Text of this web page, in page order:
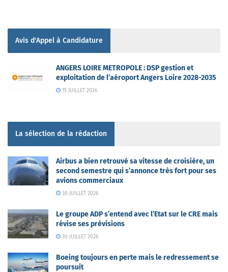
Avis d'Appel à Candidature
ANGERS LOIRE METROPOLE : DSP gestion et
exploitation de l’aéroport Angers Loire 2028-2035
15 JUILLET 2026
La sélection de la rédaction
Airbus a bien retrouvé sa vitesse de croisière, un
second semestre qui s’annonce très fort pour ses
avions commerciaux
30 JUILLET 2026
Le groupe ADP s’entend avec l’Etat sur le CRE mais
révise ses prévisions
30 JUILLET 2026
Boeing toujours en perte mais le redressement se
poursuit